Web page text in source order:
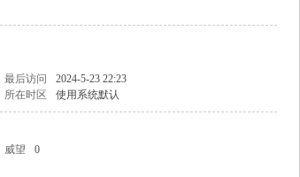
最后访问
2024-5-23 22:23
所在时区 使用系统默认
威望
0